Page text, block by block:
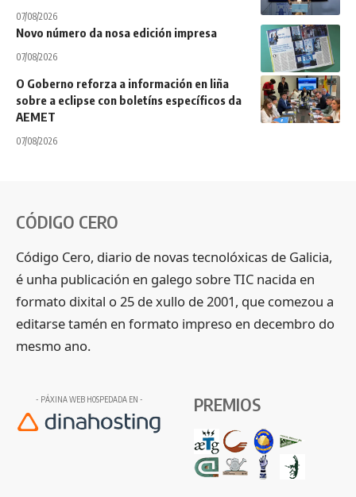
07/08/2026
Novo número da nosa edición impresa
07/08/2026
O Goberno reforza a información en liña
sobre a eclipse con boletíns específicos da
AEMET
07/08/2026
CÓDIGO CERO
Código Cero, diario de novas tecnolóxicas de Galicia,
é unha publicación en galego sobre TIC nacida en
formato dixital o 25 de xullo de 2001, que comezou a
editarse tamén en formato impreso en decembro do
mesmo ano.
- PÁXINA WEB HOSPEDADA EN - PREMIOS